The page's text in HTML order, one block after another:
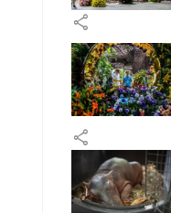
share
share